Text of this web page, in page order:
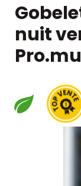
nuit